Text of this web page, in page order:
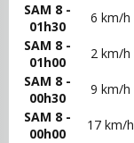
SAM 8 -
01h30
6 km/h
SAM 8 -
01h00
2 km/h
SAM 8 -
00h30
9 km/h
SAM 8 -
00h00
17 km/h